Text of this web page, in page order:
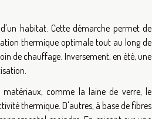
habitat. Cette démarche permet de
thermique optimale tout au long de
de chauffage. Inversement, en été, une
comme la laine de verre, le
thermique. D'autres, à base de fibres